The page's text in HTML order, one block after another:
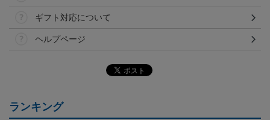
ギフト対応について
ヘルプページ
ランキング